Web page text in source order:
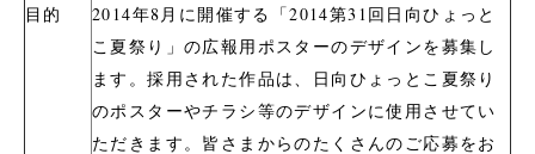
目的
2014年8月に開催する「2014第31回日向ひょっと
こ夏祭り」の広報用ポスターのデザインを募集し
ます。採用された作品は、日向ひょっとこ夏祭り
のポスターやチラシ等のデザインに使用させてい
ただきます。皆さまからのたくさんのご応募をお